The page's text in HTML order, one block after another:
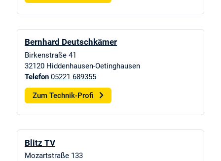
Bernhard Deutschkämer
Birkenstraße 41
32120 Hiddenhausen-Oetinghausen
Telefon 05221 689355
Zum Technik-Profi
Blitz TV
Mozartstraße 133